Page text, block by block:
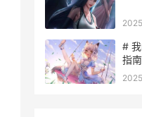
#
指南